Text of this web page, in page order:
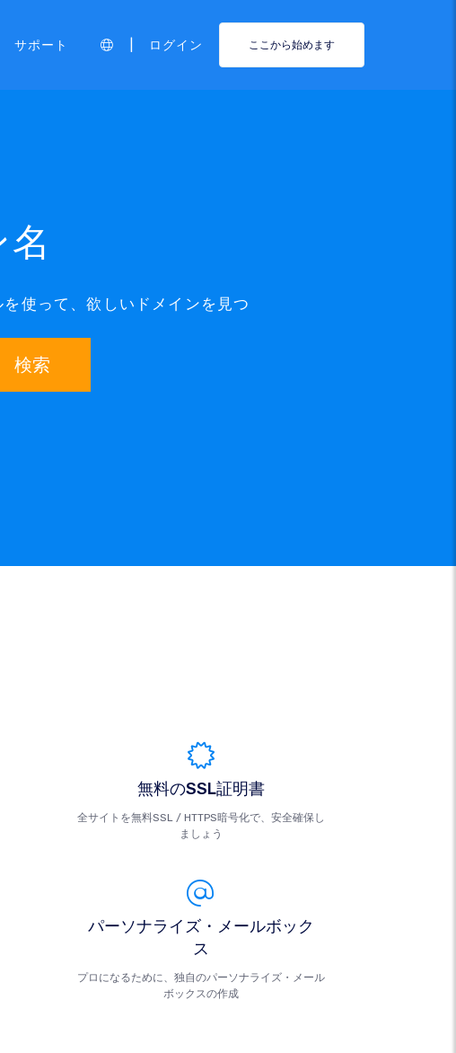
サポート ログイン ここから始めます
使って、欲しいドメインを見つ
検索
無料のSSL証明書
全サイトを無料SSL / HTTPS暗号化で、安全確保し
ましょう
パーソナライズ・メールボック
ス
プロになるために、独自のパーソナライズ・メール
ボックスの作成